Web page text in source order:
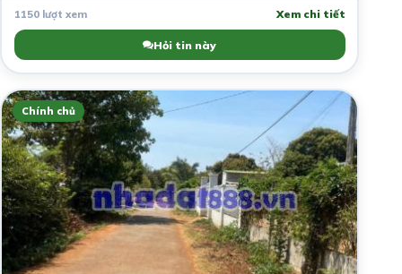
1150 lượt xem Xem chi tiết
Hỏi tin này
Chính chủ